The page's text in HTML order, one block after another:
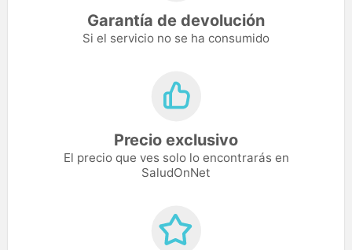
Garantía de devolución
Si el servicio no se ha consumido
Precio exclusivo
El precio que ves solo lo encontrarás en
SaludOnNet